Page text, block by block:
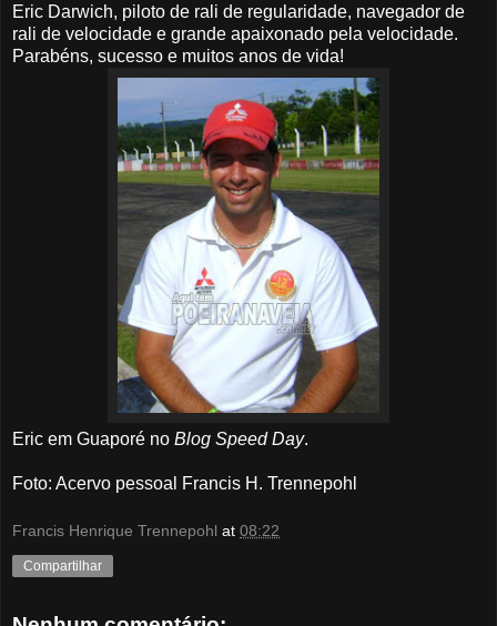
Eric Darwich, piloto de rali de regularidade, navegador de
rali de velocidade e grande apaixonado pela velocidade.
Parabéns, sucesso e muitos anos de vida!
Eric em Guaporé no Blog Speed Day.
Foto: Acervo pessoal Francis H. Trennepohl
Francis Henrique Trennepohl at 08:22
Compartilhar